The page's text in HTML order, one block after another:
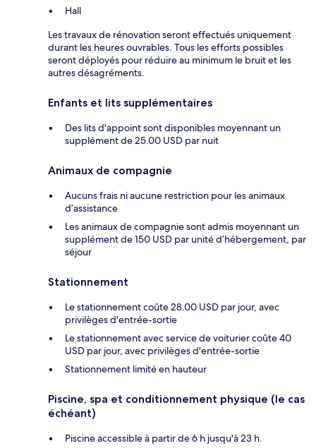
Hall
Les travaux de rénovation seront effectués uniquement
durant les heures ouvrables. Tous les efforts possibles
seront déployés pour réduire au minimum le bruit et les
autres désagréments.
Enfants et lits supplémentaires
Des lits d'appoint sont disponibles moyennant un
supplément de 25.00 USD par nuit
Animaux de compagnie
Aucuns frais ni aucune restriction pour les animaux
d’assistance
Les animaux de compagnie sont admis moyennant un
supplément de 150 USD par unité d’hébergement, par
séjour
Stationnement
Le stationnement coûte 28.00 USD par jour, avec
privilèges d'entrée-sortie
Le stationnement avec service de voiturier coûte 40
USD par jour, avec privilèges d'entrée-sortie
Stationnement limité en hauteur
Piscine, spa et conditionnement physique (le cas
échéant)
Piscine accessible à partir de 6 h jusqu'à 23 h.